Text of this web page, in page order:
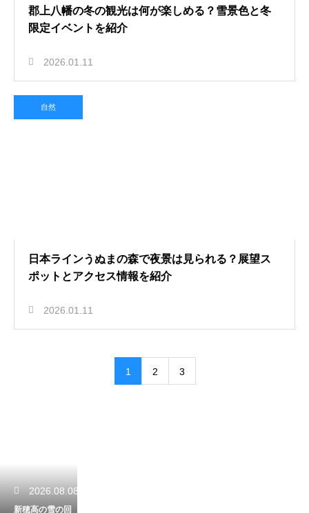
郡上八幡の冬の観光は何が楽しめる？雪景色と冬
限定イベントを紹介
2026.01.11
自然
日本ラインうぬまの森で夜景は見られる？展望ス
ポットとアクセス情報を紹介
2026.01.11
1 2 3
2026.08.08
新穂高の雪の回